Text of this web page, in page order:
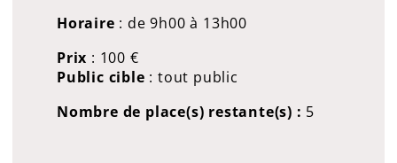
Horaire : de 9h00 à 13h00
Prix : 100 €
Public cible : tout public
Nombre de place(s) restante(s) : 5